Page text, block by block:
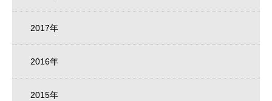
2017年
2016年
2015年